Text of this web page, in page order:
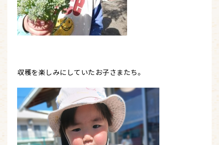
収穫を楽しみにしていたお子さまたち。